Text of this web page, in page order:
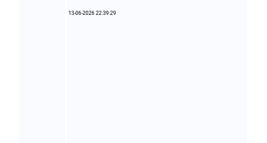
13-06-2026 22:39:29